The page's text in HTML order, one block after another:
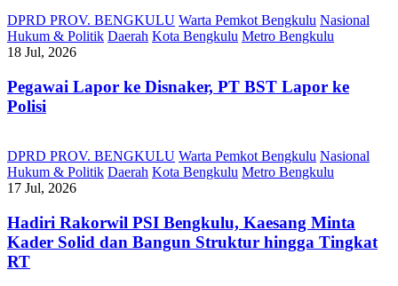
DPRD PROV. BENGKULU Warta Pemkot Bengkulu Nasional
Hukum & Politik Daerah Kota Bengkulu Metro Bengkulu
18 Jul, 2026
Pegawai Lapor ke Disnaker, PT BST Lapor ke
Polisi
DPRD PROV. BENGKULU Warta Pemkot Bengkulu Nasional
Hukum & Politik Daerah Kota Bengkulu Metro Bengkulu
17 Jul, 2026
Hadiri Rakorwil PSI Bengkulu, Kaesang Minta
Kader Solid dan Bangun Struktur hingga Tingkat
RT